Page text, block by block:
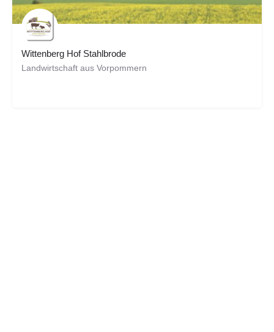
Wittenberg Hof Stahlbrode
Landwirtschaft aus Vorpommern